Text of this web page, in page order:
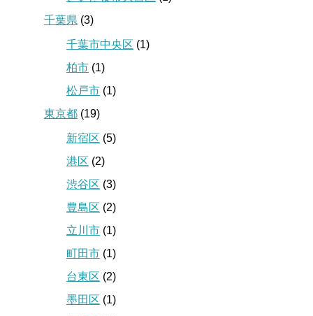
千葉県 (3)
千葉市中央区 (1)
柏市 (1)
松戸市 (1)
東京都 (19)
新宿区 (5)
港区 (2)
渋谷区 (3)
豊島区 (2)
立川市 (1)
町田市 (1)
台東区 (2)
墨田区 (1)